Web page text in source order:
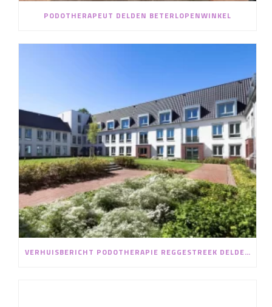
PODOTHERAPEUT DELDEN BETERLOPENWINKEL
VERHUISBERICHT PODOTHERAPIE REGGESTREEK DELDEN